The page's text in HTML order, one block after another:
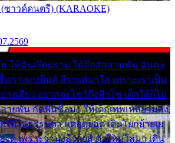
ซาวด์ดนตรี) (KARAOKE)
ให้ฉันเรียนราม ได้อีกสักสามพัน ฉันคง
กางเกงยีนส์ ลีวายส์มาใส่ เพราะเราเป็น
างเดียว อยากจะโชว์ถึงหิวโซ เด็กใต้ก็ไม่
ายพัน กัดฟันซื้อมา ให้เด็กเทพเหลียวมอง
ใต้ไม่ธรรมดา แต่สุดยอด เดินโยกย้ายเย
ด้ เพราะว่านุ่งลีวายส์ ตัวใหม่ใส่มา เดิน